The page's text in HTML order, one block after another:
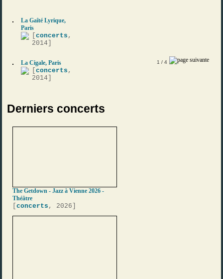
La Gaîté Lyrique,
Paris
[concerts ,
2014]
La Cigale, Paris
[concerts ,
2014]
1 / 4
Derniers concerts
The Getdown - Jazz à Vienne 2026 -
Théâtre
[concerts , 2026]